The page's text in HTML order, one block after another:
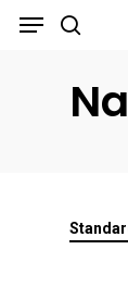
SkipMenu